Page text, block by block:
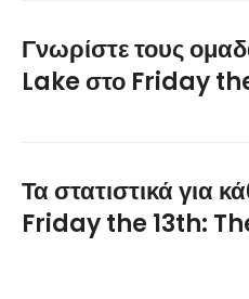
Γνωρίστε τους
Lake στο Friday
Τα στατιστικά για
Friday the 13th: